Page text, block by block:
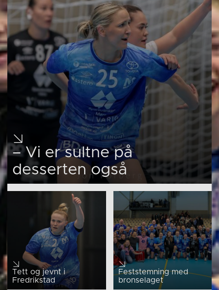
– Vi er sultne på
desserten også
Tett og jevnt i
Fredrikstad
Feststemning med
bronselaget